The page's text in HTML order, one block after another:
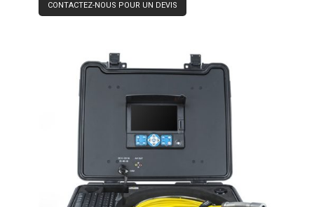
CONTACTEZ-NOUS POUR UN DEVIS